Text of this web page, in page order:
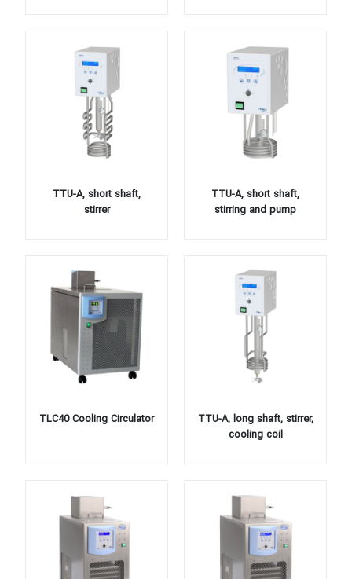
TTU-A, short shaft,
stirring and pump
TTU-A, short shaft,
stirrer
TTU-A, long shaft, stirrer,
cooling coil
TLC40 Cooling Circulator